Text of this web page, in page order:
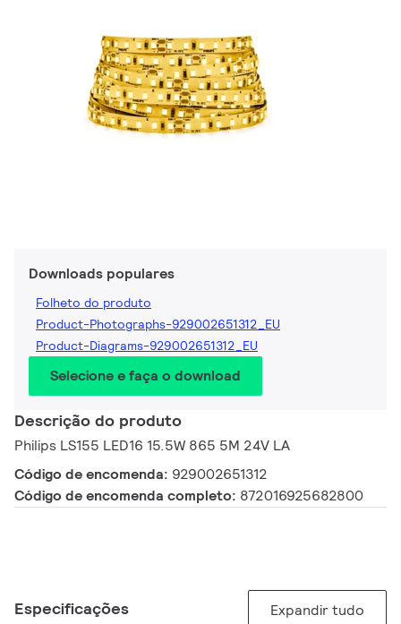
Downloads populares
Folheto do produto
Product-Photographs-929002651312_EU
Product-Diagrams-929002651312_EU
Selecione e faça o download
Descrição do produto
Philips LS155 LED16 15.5W 865 5M 24V LA
Código de encomenda: 929002651312
Código de encomenda completo: 872016925682800
Especificações Expandir tudo